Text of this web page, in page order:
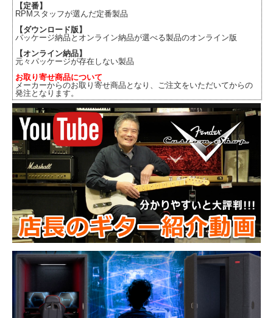
【定番】
RPMスタッフが選んだ定番製品
【ダウンロード版】
パッケージ納品とオンライン納品が選べる製品のオンライン版
【オンライン納品】
元々パッケージが存在しない製品
お取り寄せ商品について
メーカーからのお取り寄せ商品となり、ご注文をいただいてからの
発注となります。